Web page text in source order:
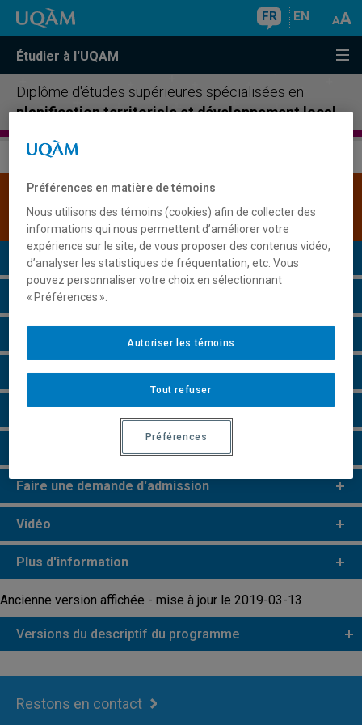
FR EN
Étudier à l'UQAM
Diplôme d'études supérieures spécialisées en
planification territoriale et développement local
disponible.Cliquez ici pour la consulter.
Présentation du programme
Conditions d'admission
Particularités
Perspectives professionnelles
Faire une demande d'admission
Vidéo
Plus d'information
Ancienne version affichée - mise à jour le 2019-03-13
Versions du descriptif du programme
Restons en contact
Préférences en matière de témoins
Nous utilisons des témoins (cookies) afin de collecter des
informations qui nous permettent d’améliorer votre
expérience sur le site, de vous proposer des contenus vidéo,
d’analyser les statistiques de fréquentation, etc. Vous
pouvez personnaliser votre choix en sélectionnant
« Préférences ».
Tout refuser
Autoriser les témoins
Préférences